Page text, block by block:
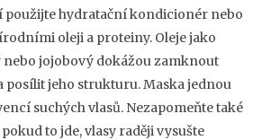
použijte hydratační kondicionér nebo
oleji a proteiny. Oleje jako
jojobový dokážou zamknout
posílit jeho strukturu. Maska jednou
suchých vlasů. Nezapomeňte také
to jde, vlasy raději vysušte